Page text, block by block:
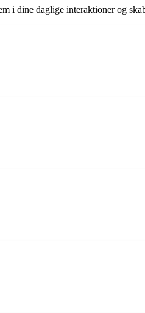
dine daglige interaktioner og